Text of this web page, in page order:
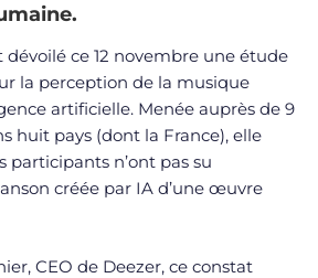
dévoilé ce 12 novembre une étude
la perception de la musique
artificielle. Menée auprès de 9
huit pays (dont la France), elle
participants n’ont pas su
créée par IA d’une œuvre
CEO de Deezer, ce constat